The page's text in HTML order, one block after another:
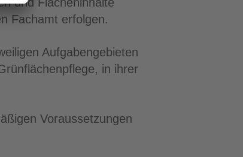
Fachamt erfolgen.
Aufgabengebieten
in ihrer
Voraussetzungen